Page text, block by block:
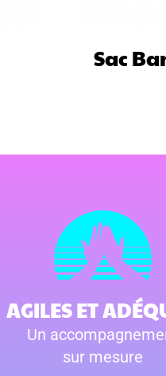
Sac
AGILES ET
Un
sur mesure